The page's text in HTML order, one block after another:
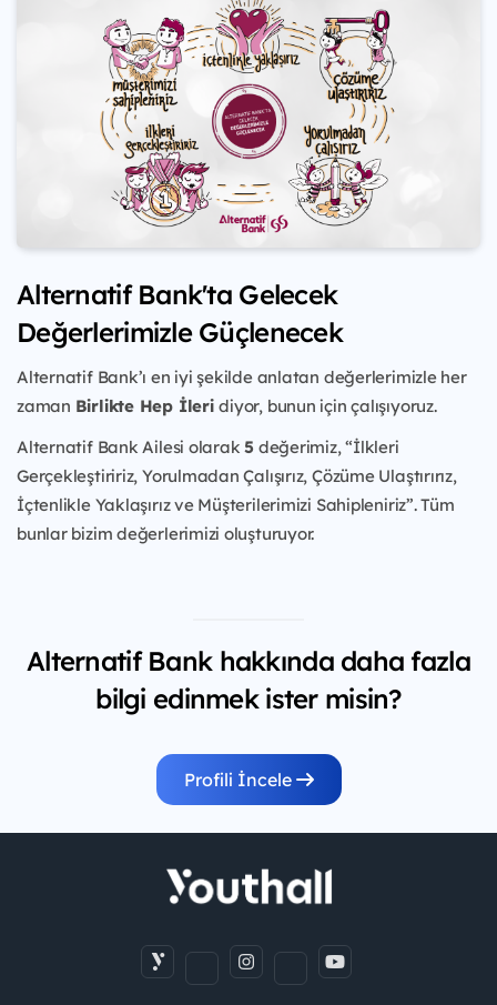
Alternatif Bank'ta Gelecek
Değerlerimizle Güçlenecek
Alternatif Bank’ı en iyi şekilde anlatan değerlerimizle her
zaman Birlikte Hep İleridiyor, bunun için çalışıyoruz.
Alternatif Bank Ailesi olarak5 değerimiz, “İlkleri
Gerçekleştiririz, Yorulmadan Çalışırız, Çözüme Ulaştırırız,
İçtenlikle Yaklaşırız ve Müşterilerimizi Sahipleniriz”. Tüm
bunlar bizim değerlerimizi oluşturuyor.
Alternatif Bank hakkında daha fazla
bilgi edinmek ister misin?
Profili İncele